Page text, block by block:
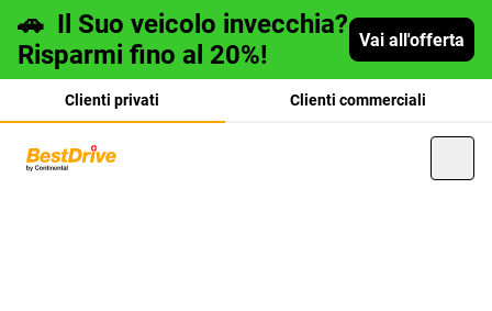
🚗 Il Suo veicolo invecchia?
Risparmi fino al 20%!
Vai all'offerta
Clienti privati Clienti commerciali